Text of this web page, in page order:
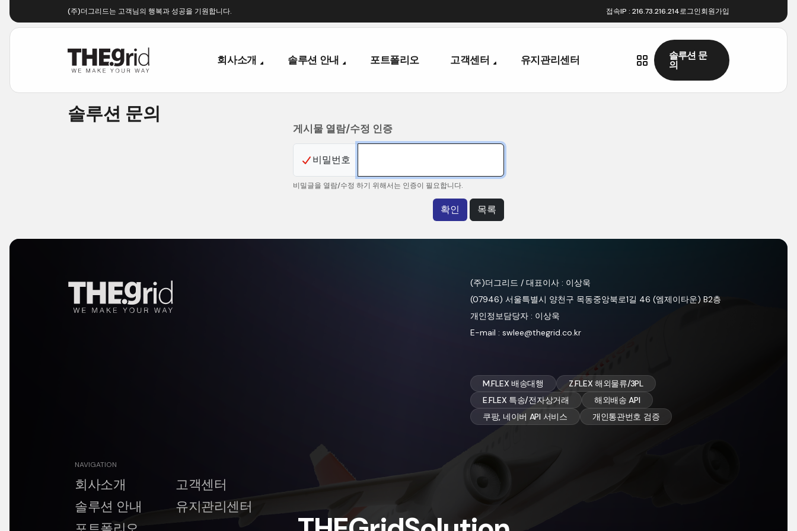
(주)더그리드는고객님의행복과성공을기원합니다. 접속IP:216.73.216.214로그인회원가입
회사소개 솔루션안내 포트폴리오 고객센터 유지관리센터 솔루션문
의
의
솔루션문의
게시물열람/수정인증
비밀번호
비밀글을열람/수정하기위해서는인증이필요합니다.
확인 목록
(주)더그리드/대표이사:이상욱
(07946)서울특별시양천구목동중앙북로1길46(엠제이타운)B2층
개인정보담당자:이상욱
E-mail:swlee@thegrid.co.kr
M.FLEX배송대행
Z.FLEX해외물류/3PL
E.FLEX특송/전자상거래
해외배송API
쿠팡,네이버API서비스
개인통관번호검증
NAVIGATION
회사소개
솔루션안내
고객센터
유지관리센터